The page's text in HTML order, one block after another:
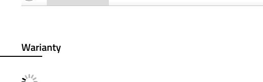
Warianty